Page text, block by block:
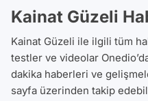
Kainat Güzeli
Kainat Güzeli ile ilgili tüm
testler ve videolar
dakika haberleri ve
sayfa üzerinden takip